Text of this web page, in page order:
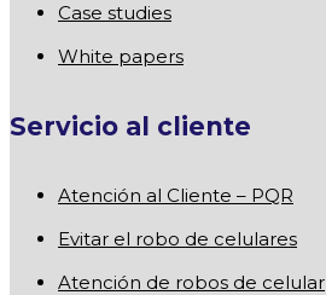
Case studies
White papers
Servicio al cliente
Atención al Cliente – PQR
Evitar el robo de celulares
Atención de robos de celular